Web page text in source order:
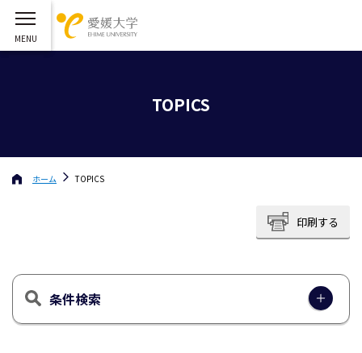
TOPICS
ホーム TOPICS
印刷する
条件検索